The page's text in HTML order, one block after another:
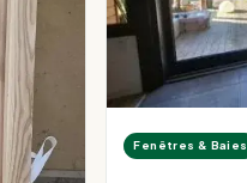
Fenêtres & Baies